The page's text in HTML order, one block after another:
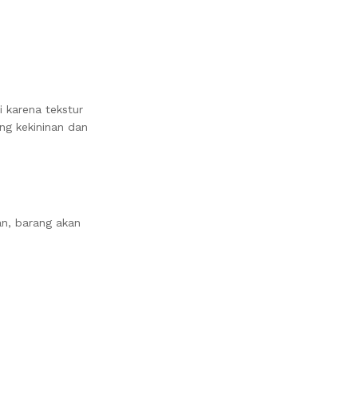
karena tekstur
kekininan dan
barang akan